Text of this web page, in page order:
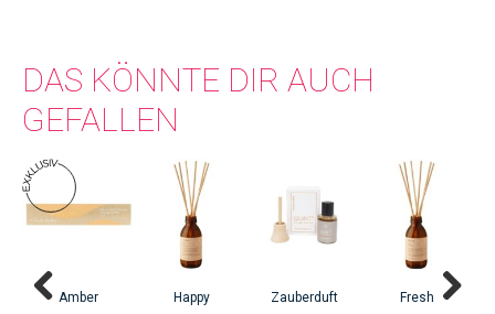
DAS KÖNNTE DIR AUCH
GEFALLEN
Amber Happy Zauberduft Fresh